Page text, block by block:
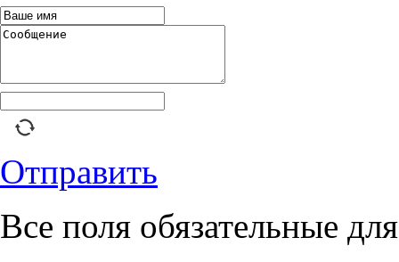
Отправить
Все поля обязательные